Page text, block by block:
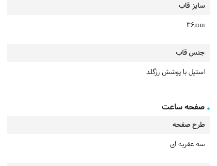
سایز قاب
36mm
جنس قاب
استیل با پوشش رزگلد
صفحه ساعت
طرح صفحه
سه عقربه ای